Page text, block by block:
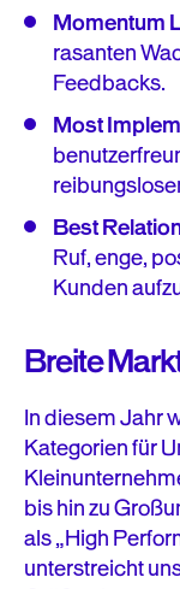
Momentum
rasanten
Feedbacks.
Most
Best
Ruf, enge,
Kunden
Breite
In diesem Jahr
Kategorien für
bis hin zu
als „High
unterstreicht